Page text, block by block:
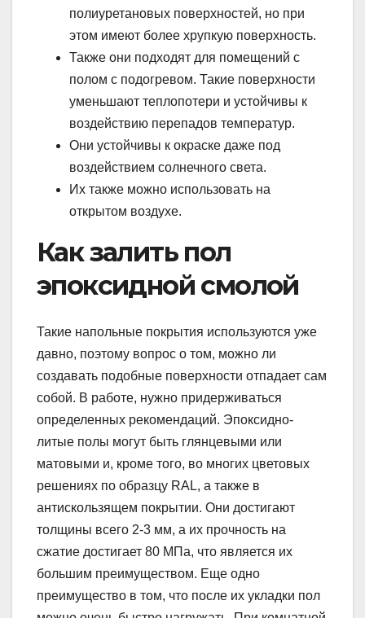
полиуретановых поверхностей, но при
этом имеют более хрупкую поверхность.
Также они подходят для помещений с
полом с подогревом. Такие поверхности
уменьшают теплопотери и устойчивы к
воздействию перепадов температур.
Они устойчивы к окраске даже под
воздействием солнечного света.
Их также можно использовать на
открытом воздухе.
Как залить пол
эпоксидной смолой
Такие напольные покрытия используются уже
давно, поэтому вопрос о том, можно ли
создавать подобные поверхности отпадает сам
собой. В работе, нужно придерживаться
определенных рекомендаций. Эпоксидно-
литые полы могут быть глянцевыми или
матовыми и, кроме того, во многих цветовых
решениях по образцу RAL, а также в
антискользящем покрытии. Они достигают
толщины всего 2-3 мм, а их прочность на
сжатие достигает 80 МПа, что является их
большим преимуществом. Еще одно
преимущество в том, что после их укладки пол